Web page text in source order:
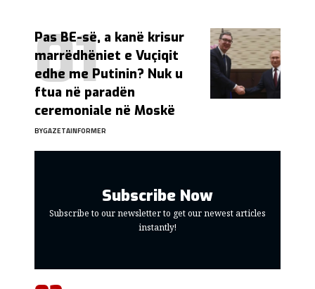
Pas BE-së, a kanë krisur
marrëdhëniet e Vuçiqit
edhe me Putinin? Nuk u
ftua në paradën
ceremoniale në Moskë
BYGAZETAINFORMER
Subscribe Now
Subscribe to our newsletter to get our newest articles
instantly!